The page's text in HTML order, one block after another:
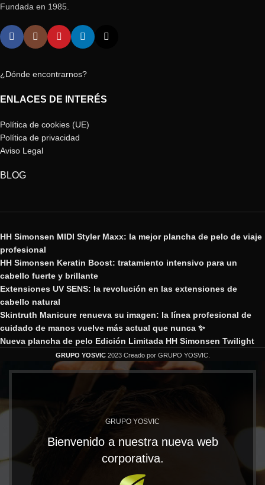
Fundada en 1985.
¿Dónde encontrarnos?
ENLACES DE INTERÉS
Política de cookies (UE)
Política de privacidad
Aviso Legal
BLOG
HH Simonsen MIDI Styler Maxx: la mejor plancha de pelo de viaje
profesional
HH Simonsen Keratin Boost: tratamiento intensivo para un
cabello fuerte y brillante
Extensiones UV SENS: la revolución en las extensiones de
cabello natural
Skintruth Manicure renueva su imagen: la línea profesional de
cuidado de manos vuelve más actual que nunca ✨
Nueva plancha de pelo Edición Limitada HH Simonsen Twilight
GRUPO YOSVIC 2023 Creado por GRUPO YOSVIC.
GRUPO YOSVIC
Bienvenido a nuestra nueva web
corporativa.